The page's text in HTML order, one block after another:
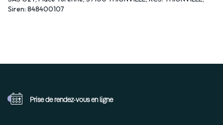
Siren: 848400107
Prise de rendez-vous en ligne